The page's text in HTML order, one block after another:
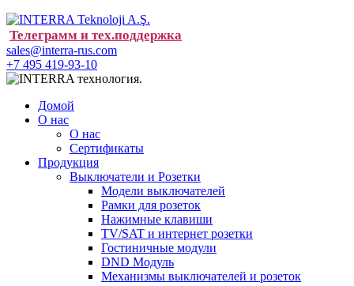
Телеграмм и тех.поддержка
sales@interra-rus.com
+7 495 419-93-10
Домой
О нас
О нас
Сертификаты
Продукция
Выключатели и Розетки
Модели выключателей
Рамки для розеток
Нажимные клавиши
TV/SAT и интернет розетки
Гостиничные модули
DND Модуль
Механизмы выключателей и розеток